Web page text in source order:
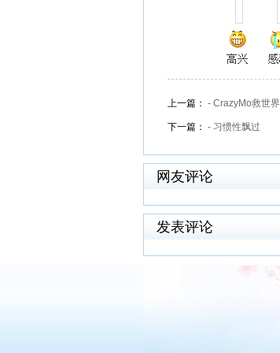
上一篇： - CrazyMo救世界
下一篇： - 习惯性飘过
网友评论
发表评论